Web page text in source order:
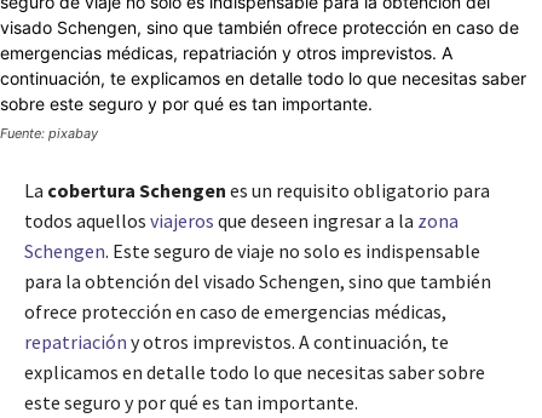
Fuente: pixabay
La cobertura Schengen es un requisito obligatorio para
todos aquellos viajeros que deseen ingresar a la zona
Schengen. Este seguro de viaje no solo es indispensable
para la obtención del visado Schengen, sino que también
ofrece protección en caso de emergencias médicas,
repatriación y otros imprevistos. A continuación, te
explicamos en detalle todo lo que necesitas saber sobre
este seguro y por qué es tan importante.